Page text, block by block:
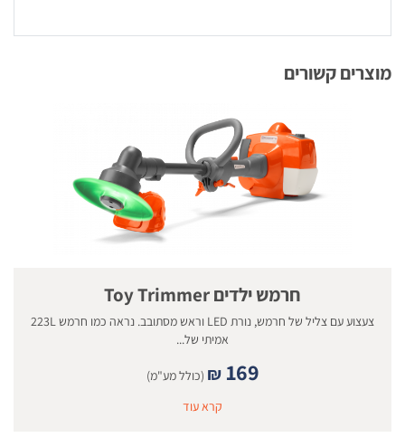
מוצרים קשורים
חרמש ילדים Toy Trimmer
צעצוע עם צליל של חרמש, נורת LED וראש מסתובב. נראה כמו חרמש 223L
אמיתי של...
₪ 169
(כולל מע"מ)
קרא עוד